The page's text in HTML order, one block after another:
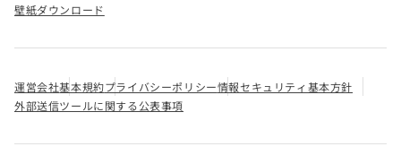
壁紙ダウンロード
運営会社基本規約プライバシーポリシー情報セキュリティ基本方針
外部送信ツールに関する公表事項